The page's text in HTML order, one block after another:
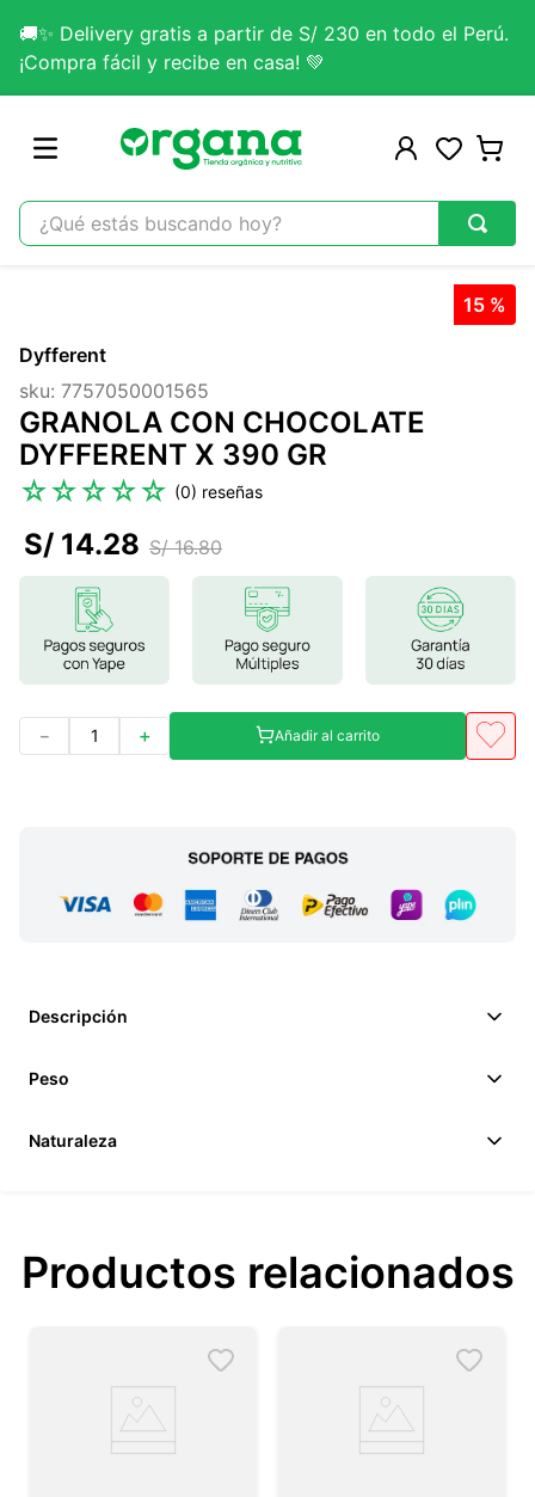
🚚✨ Delivery gratis a partir de S/ 230 en todo el Perú.
¡Compra fácil y recibe en casa! 💚
¿Qué estás buscando hoy?
2.
citrato magnesio
3.
colageno
4 .
kefir
5 .
glicinato magnesio
magnesio
9.
stevia
15 %
Dyfferent
sku: 7757050001565
GRANOLA CON CHOCOLATE
DYFFERENT X 390 GR
☆☆☆☆☆ (0)
S/ 16.80
S/ 14.28
＋
－ Añadir al carrito
Descripción
Peso
Naturaleza
Productos relacionados